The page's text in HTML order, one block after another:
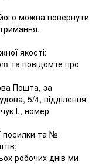
можна повернути
якості:
та повідомте про
Пошта, за
5/4, відділення
І., номер
посилки та №
робочих днів ми